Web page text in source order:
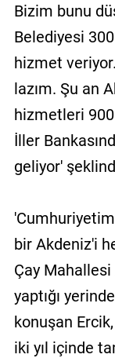
Bizim bunu
Belediyesi
hizmet
lazım. Şu an
hizmetleri
İller
geliyor'
bir Akdeniz'i
Çay
yaptığı
konuşan
iki yıl içinde